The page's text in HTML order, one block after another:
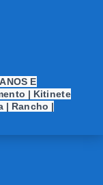
E
| Kitinete
| Rancho |